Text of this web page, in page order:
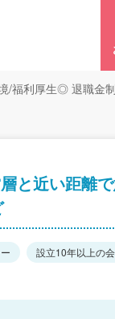
/福利厚生◎ 退職金
と近い距離
設立10年以上の